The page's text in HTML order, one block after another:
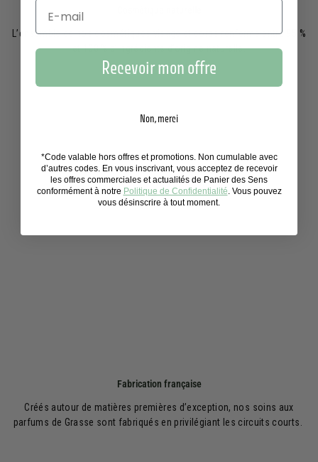
L’ensemble de nos cosmétiques visage et corps renferme entre 95 %
et 100 % d’ingrédients d’origine naturelle.
Fabrication française
Créés autour de matières premières d’exception, nos soins aux
parfums de Grasse sont fabriqués en privilégiant les circuits courts.
Recevoir mon offre
Non, merci
*Code valable hors offres et promotions. Non cumulable avec
d’autres codes. En vous inscrivant, vous acceptez de recevoir
les offres commerciales et actualités de Panier des Sens
conformément à notre Politique de Confidentialité. Vous pouvez
vous désinscrire à tout moment.